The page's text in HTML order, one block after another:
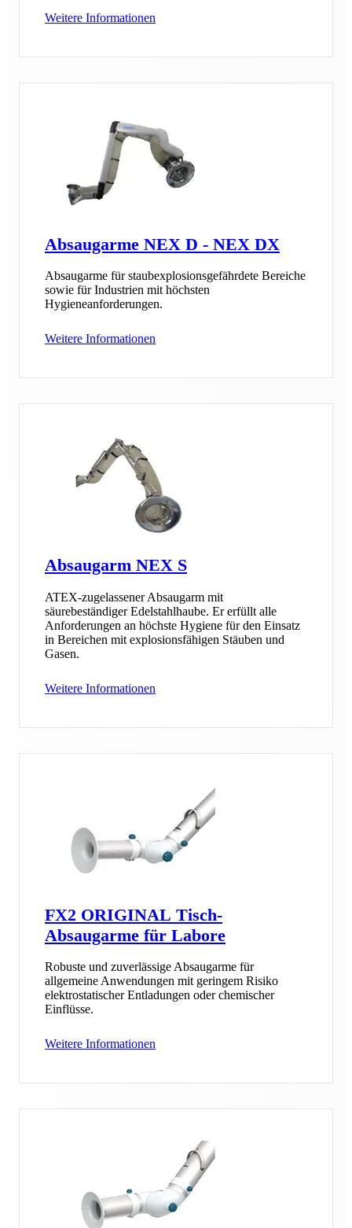
Weitere Informationen
Absaugarme NEX D - NEX DX
Absaugarme für staubexplosionsgefährdete Bereiche
sowie für Industrien mit höchsten
Hygieneanforderungen.
Weitere Informationen
Absaugarm NEX S
ATEX-zugelassener Absaugarm mit
säurebeständiger Edelstahlhaube. Er erfüllt alle
Anforderungen an höchste Hygiene für den Einsatz
in Bereichen mit explosionsfähigen Stäuben und
Gasen.
Weitere Informationen
FX2 ORIGINAL Tisch-
Absaugarme für Labore
Robuste und zuverlässige Absaugarme für
allgemeine Anwendungen mit geringem Risiko
elektrostatischer Entladungen oder chemischer
Einflüsse.
Weitere Informationen